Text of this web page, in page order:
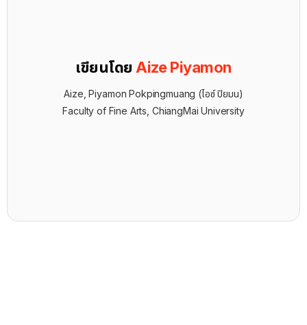
เขียนโดย Aize Piyamon
Aize, Piyamon Pokpingmuang (ไอซ์ ปิยมน)
Faculty of Fine Arts, ChiangMai University